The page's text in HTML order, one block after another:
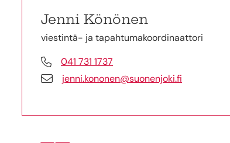
Jenni Könönen
viestintä- ja tapahtumakoordinaattori
041 731 1737
jenni.kononen@suonenjoki.fi